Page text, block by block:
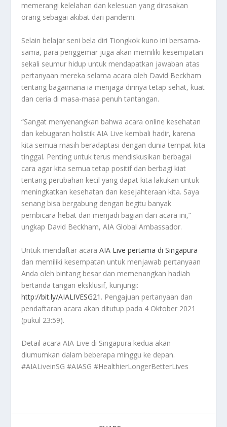
memerangi kelelahan dan kelesuan yang dirasakan
orang sebagai akibat dari pandemi.
Selain belajar seni bela diri Tiongkok kuno ini bersama-
sama, para penggemar juga akan memiliki kesempatan
sekali seumur hidup untuk mendapatkan jawaban atas
pertanyaan mereka selama acara oleh David Beckham
tentang bagaimana ia menjaga dirinya tetap sehat, kuat
dan ceria di masa-masa penuh tantangan.
“Sangat menyenangkan bahwa acara online kesehatan
dan kebugaran holistik AIA Live kembali hadir, karena
kita semua masih beradaptasi dengan dunia tempat kita
tinggal. Penting untuk terus mendiskusikan berbagai
cara agar kita semua tetap positif dan berbagi kiat
tentang perubahan kecil yang dapat kita lakukan untuk
meningkatkan kesehatan dan kesejahteraan kita. Saya
senang bisa bergabung dengan begitu banyak
pembicara hebat dan menjadi bagian dari acara ini,”
ungkap David Beckham, AIA Global Ambassador.
Untuk mendaftar acaraAIA Live pertama di Singapura
dan memiliki kesempatan untuk menjawab pertanyaan
Anda oleh bintang besar dan memenangkan hadiah
bertanda tangan eksklusif, kunjungi:
http://bit.ly/AIALIVESG21 . Pengajuan pertanyaan dan
pendaftaran acara akan ditutup pada 4 Oktober 2021
(pukul 23:59).
Detail acara AIA Live di Singapura kedua akan
diumumkan dalam beberapa minggu ke depan.
#AIALiveinSG #AIASG #HealthierLongerBetterLives